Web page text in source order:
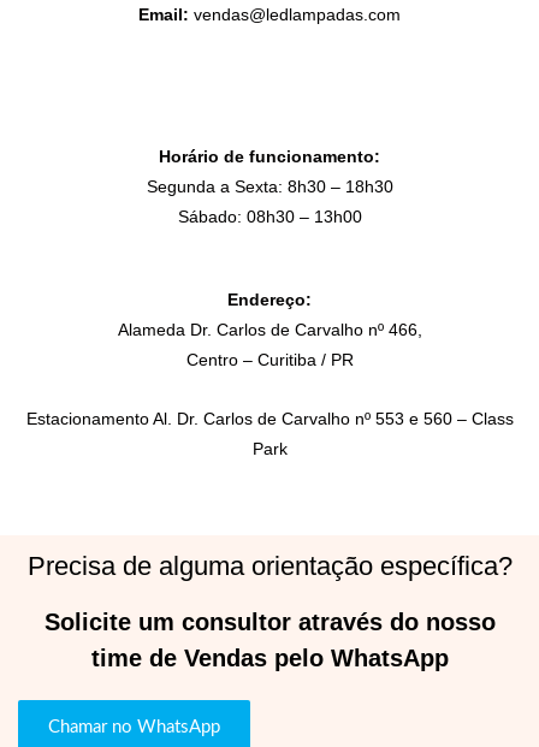
Email: vendas@ledlampadas.com
Horário de funcionamento:
Segunda a Sexta: 8h30 – 18h30
Sábado: 08h30 – 13h00
Endereço:
Alameda Dr. Carlos de Carvalho nº 466,
Centro – Curitiba / PR
Estacionamento Al. Dr. Carlos de Carvalho nº 553 e 560 – Class
Park
Precisa de alguma orientação específica?
Solicite um consultor através do nosso
time de Vendas pelo WhatsApp
Chamar no WhatsApp